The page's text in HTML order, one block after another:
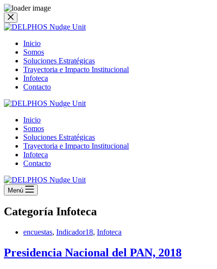
Saltar
al
Inicio
Somos
Soluciones Estratégicas
Trayectoria e Impacto Institucional
Infoteca
Contacto
Inicio
Somos
Soluciones Estratégicas
Trayectoria e Impacto Institucional
Infoteca
Contacto
Menú
Categoría Infoteca
encuestas, Indicador18, Infoteca
Presidencia Nacional del PAN, 2018